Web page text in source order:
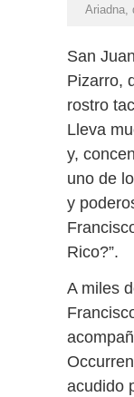
Ariadna,
San
Pizarro,
rostro
Lleva
y,
uno de
y
Rico?”.
A miles
acudido